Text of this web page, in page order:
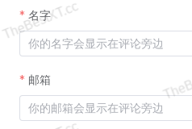
名字
邮箱